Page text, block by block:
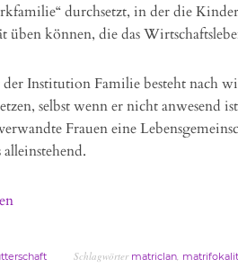
durchsetzt, in der die
üben können, die das
Institution Familie besteht nach
selbst wenn er nicht anwesend
Frauen eine
alleinstehend.
Schlagwörter matriclan,